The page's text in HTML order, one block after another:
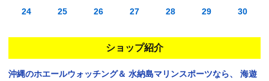
24 25 26 27 28 29 30
ショップ紹介
沖縄のホエールウォッチング＆ 水納島マリンスポーツなら、
海遊